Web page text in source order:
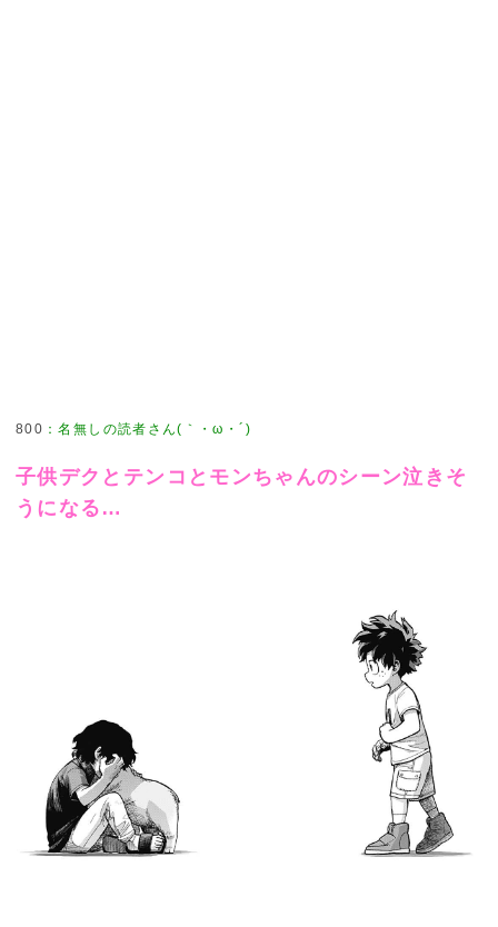
800 ：名無しの読者さん(｀・ω・´)
子供デクとテンコとモンちゃんのシーン泣きそ
うになる…